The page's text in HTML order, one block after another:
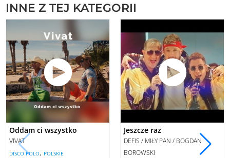
INNE Z TEJ KATEGORII
Oddam ci wszystko
VIVAT
DISCO POLO, POLSKIE
Jeszcze raz
DEFIS / MIŁY PAN / BOGDAN
BOROWSKI